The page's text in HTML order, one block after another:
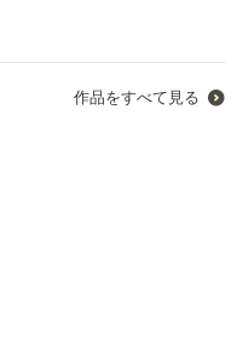
作品をすべて見る